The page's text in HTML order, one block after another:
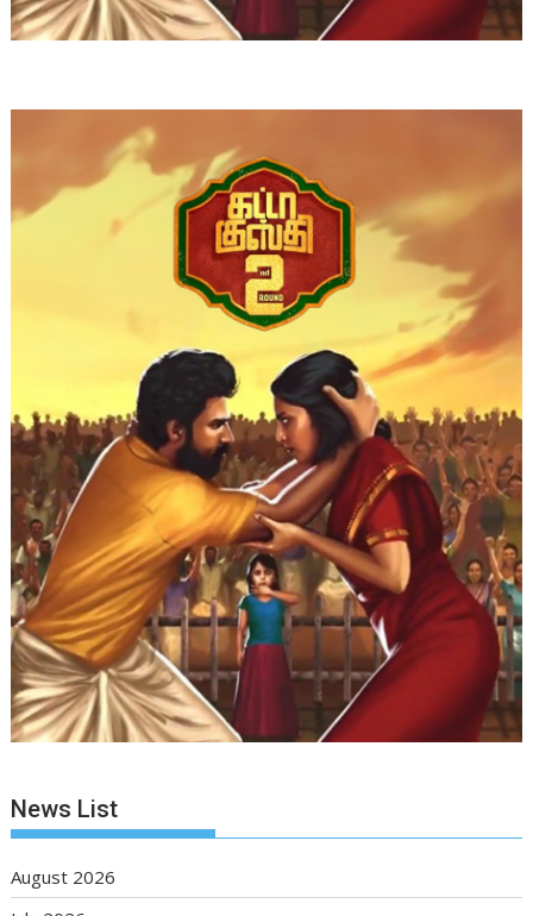
News List
August 2026